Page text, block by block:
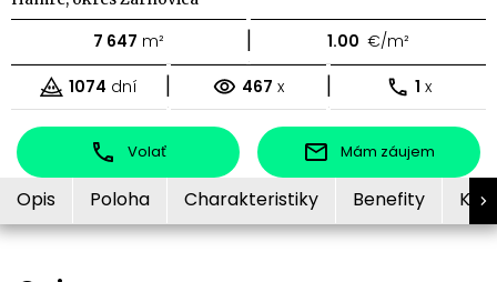
7 647 m² | 1.00 €/m²
1074 dní | 467 x | 1 x
Volať Mám záujem
Opis Poloha Charakteristiky Benefity